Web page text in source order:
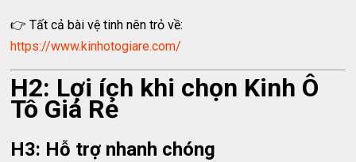
👉 Tất cả bài vệ tinh nên trỏ về:
https://www.kinhotogiare.com/
H2: Lợi ích khi chọn Kinh Ô
Tô Giá Rẻ
H3: Hỗ trợ nhanh chóng